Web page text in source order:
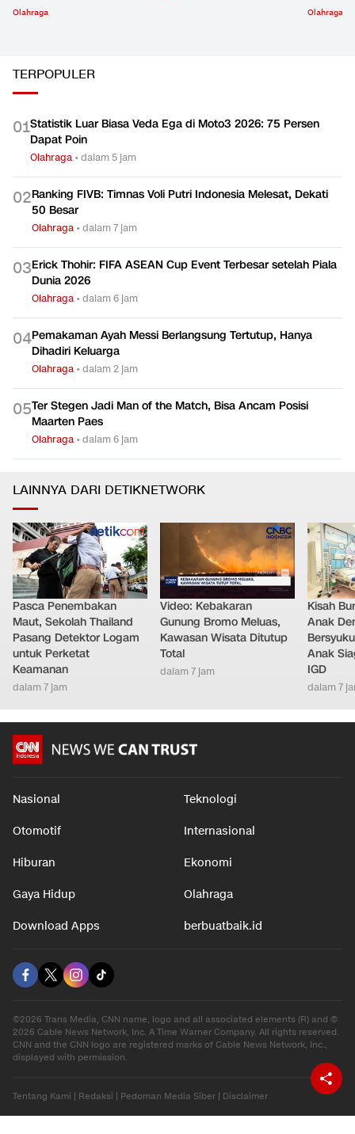
Olahraga Olahraga
TERPOPULER
01Statistik Luar Biasa Veda Ega di Moto3 2026: 75 Persen
Dapat Poin
Olahraga •dalam 5 jam
02Ranking FIVB: Timnas Voli Putri Indonesia Melesat, Dekati
50 Besar
Olahraga •dalam 7 jam
03Erick Thohir: FIFA ASEAN Cup Event Terbesar setelah Piala
Dunia 2026
Olahraga •dalam 6 jam
04Pemakaman Ayah Messi Berlangsung Tertutup, Hanya
Dihadiri Keluarga
Olahraga •dalam 2 jam
05Ter Stegen Jadi Man of the Match, Bisa Ancam Posisi
Maarten Paes
Olahraga •dalam 6 jam
LAINNYA DARI DETIKNETWORK
Pasca Penembakan
Maut, Sekolah Thailand
Pasang Detektor Logam
untuk Perketat
Keamanan
dalam 7 jam
Video: Kebakaran
Gunung Bromo Meluas,
Kawasan Wisata Ditutup
Total
dalam 7 jam
Kisah
Anak
Anak
IGD
dalam 7
Nasional Teknologi
Otomotif Internasional
Hiburan Ekonomi
Gaya Hidup Olahraga
Download Apps berbuatbaik.id
©2026 Trans Media, CNN name, logo and all associated elements (R) and ©
2026 Cable News Network, Inc. A Time Warner Company. All rights reserved.
CNN and the CNN logo are registered marks of Cable News Network, Inc.,
displayed with permission.
Tentang Kami | Redaksi | Pedoman Media Siber | Disclaimer